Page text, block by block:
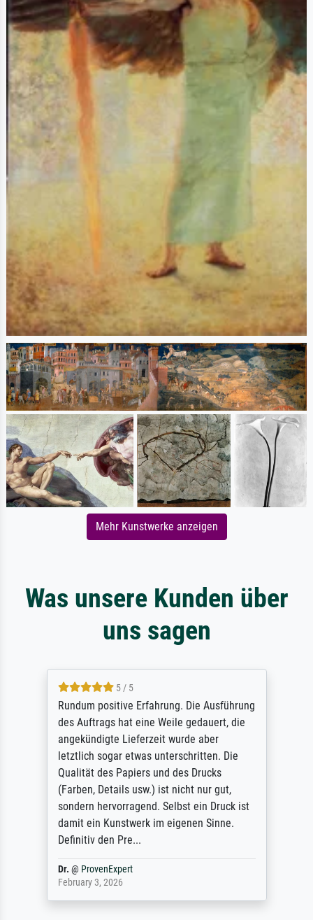
Mehr Kunstwerke anzeigen
Was unsere Kunden über
uns sagen
5 / 5
Rundum positive Erfahrung. Die Ausführung
des Auftrags hat eine Weile gedauert, die
angekündigte Lieferzeit wurde aber
letztlich sogar etwas unterschritten. Die
Qualität des Papiers und des Drucks
(Farben, Details usw.) ist nicht nur gut,
sondern hervorragend. Selbst ein Druck ist
damit ein Kunstwerk im eigenen Sinne.
Definitiv den Pre...
Dr. @ ProvenExpert
February 3, 2026